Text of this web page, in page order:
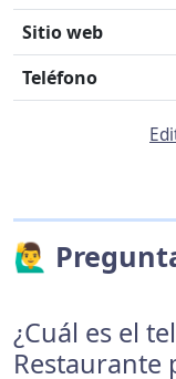
Sitio web
Teléfono
🙋‍♂️
¿Cuál es el
Restaurante